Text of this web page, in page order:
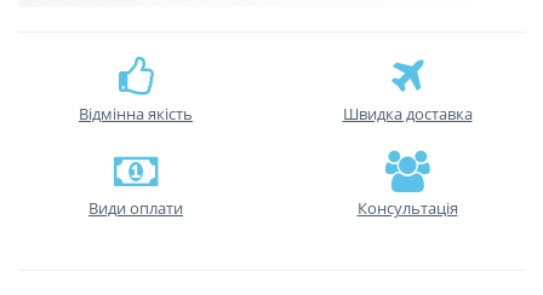
Відмінна якість Швидка доставка
Види оплати Консультація